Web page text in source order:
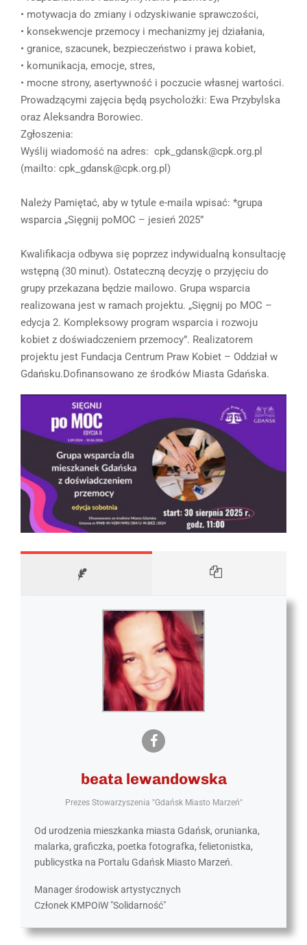
• motywacja do zmiany i odzyskiwanie sprawczości,
• konsekwencje przemocy i mechanizmy jej działania,
• granice, szacunek, bezpieczeństwo i prawa kobiet,
• komunikacja, emocje, stres,
• mocne strony, asertywność i poczucie własnej wartości.
Prowadzącymi zajęcia będą psycholożki: Ewa Przybylska
oraz Aleksandra Borowiec.
Zgłoszenia:
Wyślij wiadomość na adres: cpk_gdansk@cpk.org.pl
(mailto: cpk_gdansk@cpk.org.pl)
Należy Pamiętać, aby w tytule e-maila wpisać: *grupa
wsparcia „Sięgnij poMOC – jesień 2025”
Kwalifikacja odbywa się poprzez indywidualną konsultację
wstępną (30 minut). Ostateczną decyzję o przyjęciu do
grupy przekazana będzie mailowo. Grupa wsparcia
realizowana jest w ramach projektu. „Sięgnij po MOC –
edycja 2. Kompleksowy program wsparcia i rozwoju
kobiet z doświadczeniem przemocy”. Realizatorem
projektu jest Fundacja Centrum Praw Kobiet – Oddział w
Gdańsku.Dofinansowano ze środków Miasta Gdańska.
beata lewandowska
Prezes Stowarzyszenia "Gdańsk Miasto Marzeń"
Od urodzenia mieszkanka miasta Gdańsk, orunianka,
malarka, graficzka, poetka fotografka, felietonistka,
publicystka na Portalu Gdańsk Miasto Marzeń.
Manager środowisk artystycznych
Członek KMPOiW "Solidarność"